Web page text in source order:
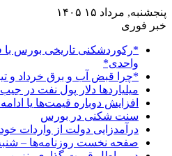
پنجشنبه, مرداد ۱۵ ۱۴۰۵
خبر فوری
واحدی*
*چرا قبض آب و برق خرداد و تیر ۳ تا ۴ برابر شده
میلیاردها دلار پول نفت در
افزایش دوباره قیمت‌ها یا
سنت شکنی در بورس
درآمدزایی دولت از واردات
صفحه نخست روزنامه‌ها – شنبه ۱۰